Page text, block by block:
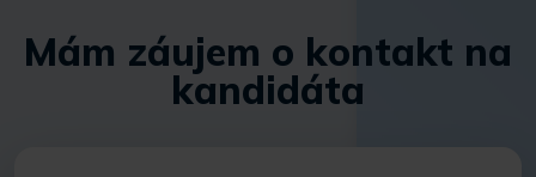
Mám záujem o kontakt na
kandidáta